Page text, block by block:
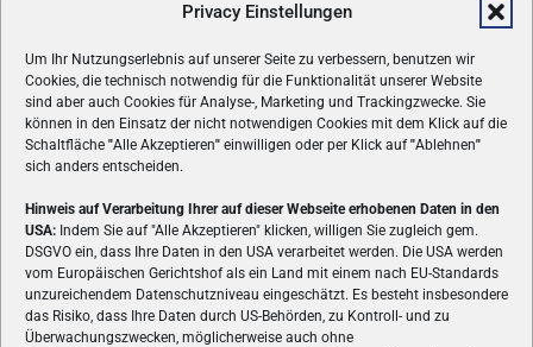
Privacy Einstellungen
Um Ihr Nutzungserlebnis auf unserer Seite zu verbessern, benutzen wir
Cookies, die technisch notwendig für die Funktionalität unserer Website
sind aber auch Cookies für Analyse-, Marketing und Trackingzwecke. Sie
können in den Einsatz der nicht notwendigen Cookies mit dem Klick auf die
Schaltfläche "Alle Akzeptieren" einwilligen oder per Klick auf"Ablehnen"
sich anders entscheiden.
Hinweis auf Verarbeitung Ihrer auf dieser Webseite erhobenen Daten in den
USA: Indem Sie auf "Alle Akzeptieren" klicken, willigen Sie zugleich gem.
DSGVO ein, dass Ihre Daten in den USA verarbeitet werden. Die USA werden
vom Europäischen Gerichtshof als ein Land mit einem nach EU-Standards
unzureichendem Datenschutzniveau eingeschätzt. Es besteht insbesondere
das Risiko, dass Ihre Daten durch US-Behörden, zu Kontroll- und zu
Überwachungszwecken, möglicherweise auch ohne
ÜBER UNS
VON GAMERN, FÜR GAMER! Gamers.at ist das älteste Online-
Spielemagazin Österreichs und bringt täglich aktuelle News,
Reviews und Videos zu PC- und Konsolenspielen, Gaming-